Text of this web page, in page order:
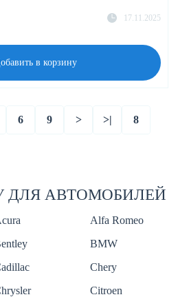
17.11.2025
в корзину
6 8
9 > >|
ДЛЯ АВТОМОБИЛЕЙ
Alfa Romeo
BMW
Chery
Citroen